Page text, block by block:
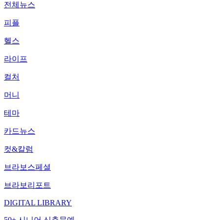
전체뉴스
피플
헬스
라이프
컬처
머니
테마
카드뉴스
컷&칼럼
브라보스페셜
브라보리포트
DIGITAL LIBRARY